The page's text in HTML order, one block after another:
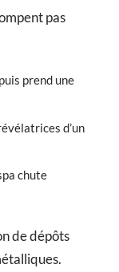
pas
prend une
d’un
chute
de dépôts